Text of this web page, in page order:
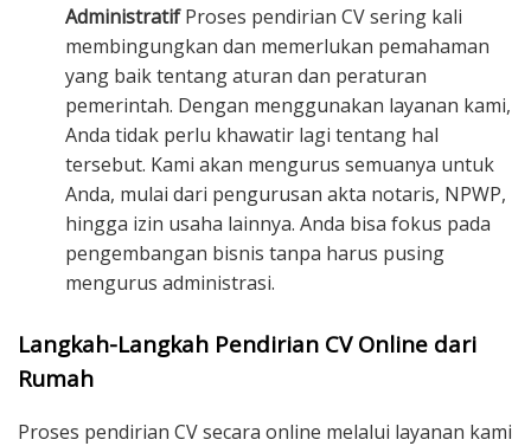
AdministratifProses pendirian CV sering kali
membingungkan dan memerlukan pemahaman
yang baik tentang aturan dan peraturan
pemerintah. Dengan menggunakan layanan kami,
Anda tidak perlu khawatir lagi tentang hal
tersebut. Kami akan mengurus semuanya untuk
Anda, mulai dari pengurusan akta notaris, NPWP,
hingga izin usaha lainnya. Anda bisa fokus pada
pengembangan bisnis tanpa harus pusing
mengurus administrasi.
Langkah-Langkah Pendirian CV Online dari
Rumah
Proses pendirian CV secara online melalui layanan kami